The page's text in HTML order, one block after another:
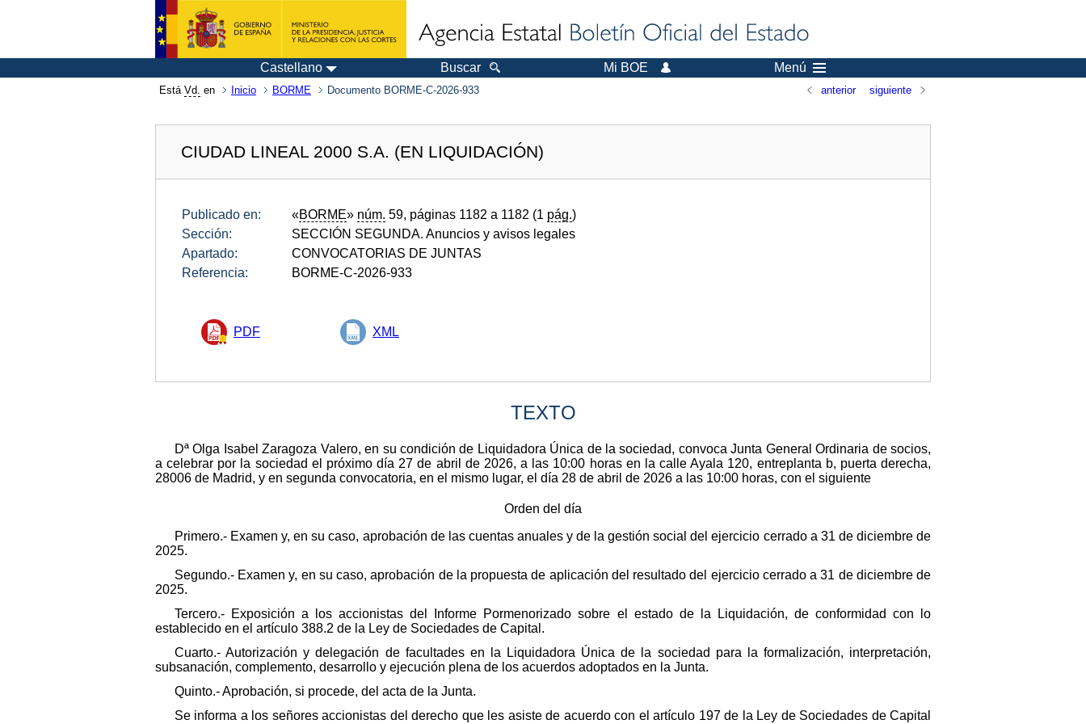
Castellano Buscar Mi BOE Menú
Está Vd. en Inicio BORME Documento BORME-C-2026-933 anterior siguiente
CIUDAD LINEAL 2000 S.A. (EN LIQUIDACIÓN)
Publicado en: «BORME» núm. 59, páginas 1182 a 1182 (1 pág.)
Sección:
SECCIÓN SEGUNDA. Anuncios y avisos legales
Apartado:
CONVOCATORIAS DE JUNTAS
Referencia:
BORME-C-2026-933
PDF XML
TEXTO
Dª Olga Isabel Zaragoza Valero, en su condición de Liquidadora Única de la sociedad, convoca Junta General Ordinaria de socios,
a celebrar por la sociedad el próximo día 27 de abril de 2026, a las 10:00 horas en la calle Ayala 120, entreplanta b, puerta derecha,
28006 de Madrid, y en segunda convocatoria, en el mismo lugar, el día 28 de abril de 2026 a las 10:00 horas, con el siguiente
Orden del día
Primero.- Examen y, en su caso, aprobación de las cuentas anuales y de la gestión social del ejercicio cerrado a 31 de diciembre de
2025.
Segundo.- Examen y, en su caso, aprobación de la propuesta de aplicación del resultado del ejercicio cerrado a 31 de diciembre de
2025.
Tercero.- Exposición a los accionistas del Informe Pormenorizado sobre el estado de la Liquidación, de conformidad con lo
establecido en el artículo 388.2 de la Ley de Sociedades de Capital.
Cuarto.- Autorización y delegación de facultades en la Liquidadora Única de la sociedad para la formalización, interpretación,
subsanación, complemento, desarrollo y ejecución plena de los acuerdos adoptados en la Junta.
Quinto.- Aprobación, si procede, del acta de la Junta.
Se informa a los señores accionistas del derecho que les asiste de acuerdo con el artículo 197 de la Ley de Sociedades de Capital